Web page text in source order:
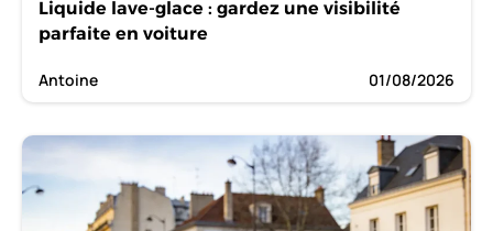
Liquide lave-glace : gardez une visibilité
parfaite en voiture
Antoine 01/08/2026